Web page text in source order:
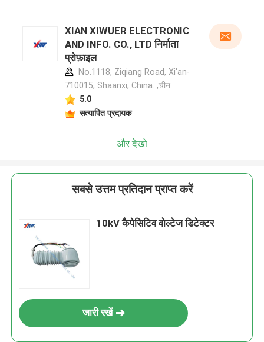
XIAN XIWUER ELECTRONIC
AND INFO. CO., LTD निर्माता
प्रोफ़ाइल
No.1118, Ziqiang Road, Xi'an-
710015, Shaanxi, China. ,चीन
5.0
सत्यापित प्रदायक
और देखो
सबसे उत्तम प्रतिदान प्राप्त करें
10kV कैपेसिटिव वोल्टेज डिटेक्टर
जारी रखें